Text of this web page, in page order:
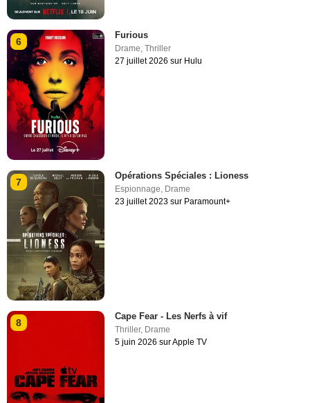
6
Furious
Drame ,Thriller
27 juillet 2026 sur Hulu
7
Opérations Spéciales : Lioness
Espionnage, Drame
23 juillet 2023 sur Paramount+
8
Cape Fear - Les Nerfs à vif
Thriller, Drame
5 juin 2026 sur Apple TV